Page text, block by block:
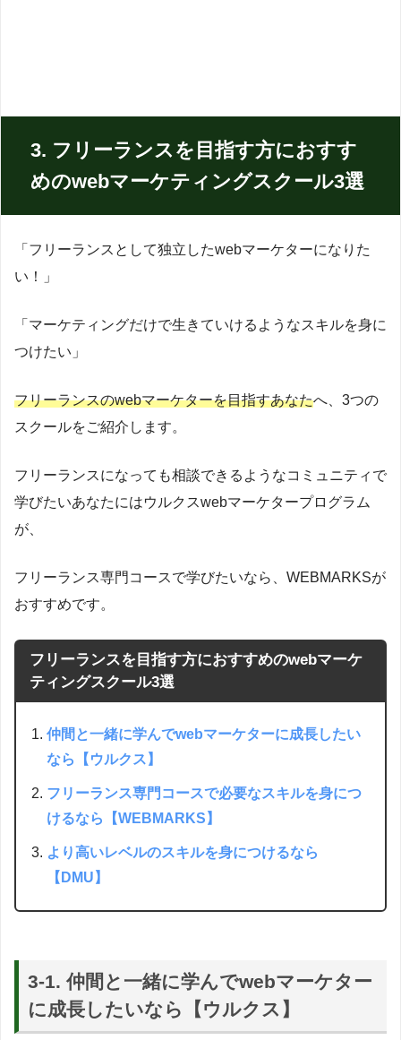
3. フリーランスを目指す方におすす
めのwebマーケティングスクール3選
「フリーランスとして独立したwebマーケターになりた
い！」
「マーケティングだけで生きていけるようなスキルを身に
つけたい」
フリーランスのwebマーケターを目指すあなたへ、3つの
スクールをご紹介します。
フリーランスになっても相談できるようなコミュニティで
学びたいあなたにはウルクスwebマーケタープログラム
が、
フリーランス専門コースで学びたいなら、WEBMARKSが
おすすめです。
フリーランスを目指す方におすすめのwebマーケ
ティングスクール3選
仲間と一緒に学んでwebマーケターに成長したい
なら【ウルクス】
フリーランス専門コースで必要なスキルを身につ
けるなら【WEBMARKS】
より高いレベルのスキルを身につけるなら
【DMU】
3-1. 仲間と一緒に学んでwebマーケター
に成長したいなら【ウルクス】